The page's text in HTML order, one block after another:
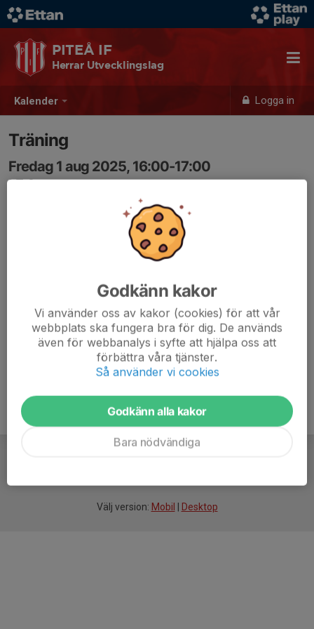
Kalender Logga in
PITEÅ IF
Herrar Utvecklingslag
Träning
Fredag 1 aug 2025, 16:00-17:00
LF Arena
Välj version: Mobil Desktop
Godkänn kakor
Vi använder oss av kakor (cookies) för att vår
webbplats ska fungera bra för dig. De används
även för webbanalys i syfte att hjälpa oss att
förbättra våra tjänster.
Så använder vi cookies
Godkänn alla kakor
Bara nödvändiga